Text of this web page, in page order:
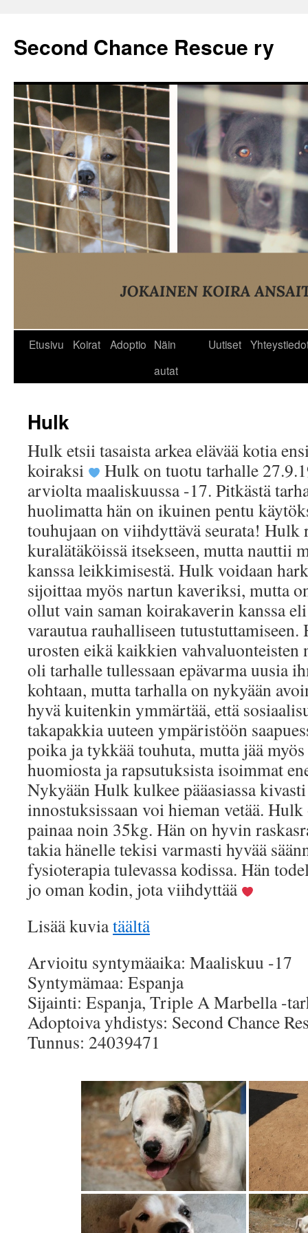
Second Chance Rescue ry
Siirry
Etusivu Koirat Adoptio Näin
autat
Uutiset
Hulk
Hulk etsii tasaista arkea elävää kotia
koiraksi
Hulk on tuotu tarhalle
arviolta maaliskuussa -17. Pitkästä
huolimatta hän on ikuinen pentu
touhujaan on viihdyttävä seurata! Hulk
kuralätäköissä itsekseen, mutta nauttii
kanssa leikkimisestä. Hulk voidaan
sijoittaa myös nartun kaveriksi, mutta
ollut vain saman koirakaverin kanssa
varautua rauhalliseen
urosten eikä kaikkien vahvaluonteisten
oli tarhalle tullessaan epävarma uusia
kohtaan, mutta tarhalla on nykyään
hyvä kuitenkin ymmärtää, että
takapakkia uuteen ympäristöön
poika ja tykkää touhuta, mutta jää
huomiosta ja rapsutuksista isoimmat
Nykyään Hulk kulkee pääasiassa
innostuksissaan voi hieman vetää.
painaa noin 35kg. Hän on hyvin
takia hänelle tekisi varmasti hyvää
fysioterapia tulevassa kodissa. Hän
jo oman kodin, jota viihdyttää
Lisää kuviatäältä
Arvioitu syntymäaika: Maaliskuu -17
Syntymämaa: Espanja
Sijainti: Espanja, Triple A Marbella -
Adoptoiva yhdistys: Second Chance
Tunnus: 24039471